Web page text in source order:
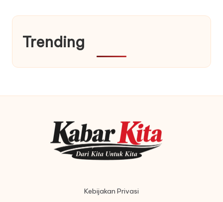
Trending
Kebijakan Privasi